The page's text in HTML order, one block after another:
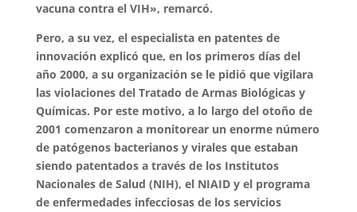
vacuna contra el VIH», remarcó.
Pero, a su vez, el especialista en patentes de
innovación explicó que, en los primeros días del
año 2000, a su organización se le pidió que vigilara
las violaciones del Tratado de Armas Biológicas y
Químicas. Por este motivo, a lo largo del otoño de
2001 comenzaron a monitorear un enorme número
de patógenos bacterianos y virales que estaban
siendo patentados a través de los Institutos
Nacionales de Salud (NIH), el NIAID y el programa
de enfermedades infecciosas de los servicios